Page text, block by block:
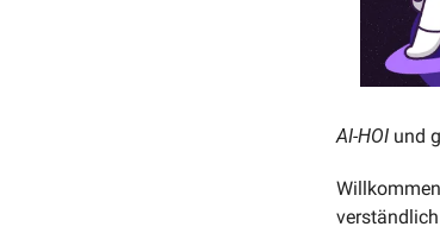
AI-HOI und